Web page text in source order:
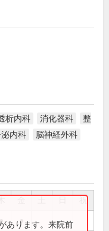
析内科 消化器科
整
内科
脳神経外科
祝
● ●
あります。来院前